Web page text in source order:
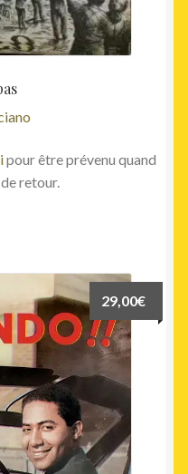
pour être prévenu quand
retour.
29,00€